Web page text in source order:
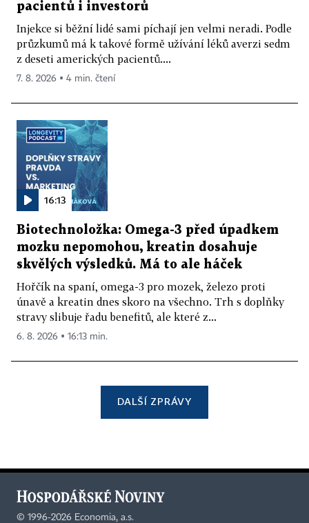
pacientů i investorů
Injekce si běžní lidé sami píchají jen velmi neradi. Podle
průzkumů má k takové formě užívání léků averzi sedm
z deseti amerických pacientů....
7. 8. 2026 ▪ 4 min. čtení
16:13
Biotechnoložka: Omega-3 před úpadkem
mozku nepomohou, kreatin dosahuje
skvělých výsledků. Má to ale háček
Hořčík na spaní, omega-3 pro mozek, železo proti
únavě a kreatin dnes skoro na všechno. Trh s doplňky
stravy slibuje řadu benefitů, ale které z...
6. 8. 2026 ▪ 16:13 min.
DALŠÍ ZPRÁVY
© 1996-2026 Economia, a.s.